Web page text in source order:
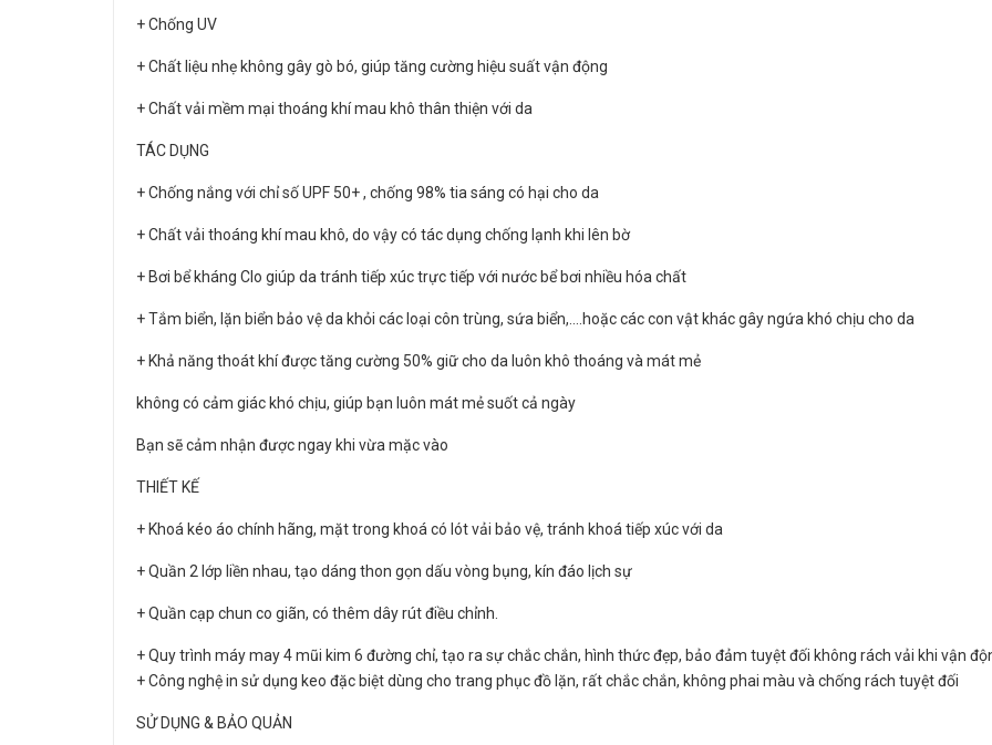
+ Chống UV
+ Chất liệu nhẹ không gây gò bó, giúp tăng cường hiệu suất vận động
+ Chất vải mềm mại thoáng khí mau khô thân thiện với da
TÁC DỤNG
+ Chống nắng với chỉ số UPF 50+ , chống 98% tia sáng có hại cho da
+ Chất vải thoáng khí mau khô, do vậy có tác dụng chống lạnh khi lên bờ
+ Bơi bể kháng Clo giúp da tránh tiếp xúc trực tiếp với nước bể bơi nhiều hóa chất
+ Tắm biển, lặn biển bảo vệ da khỏi các loại côn trùng, sứa biển,....hoặc các con vật khác gây ngứa khó chịu cho da
+ Khả năng thoát khí được tăng cường 50% giữ cho da luôn khô thoáng và mát mẻ
không có cảm giác khó chịu, giúp bạn luôn mát mẻ suốt cả ngày
Bạn sẽ cảm nhận được ngay khi vừa mặc vào
THIẾT KẾ
+ Khoá kéo áo chính hãng, mặt trong khoá có lót vải bảo vệ, tránh khoá tiếp xúc với da
+ Quần 2 lớp liền nhau, tạo dáng thon gọn dấu vòng bụng, kín đáo lịch sự
+ Quần cạp chun co giãn, có thêm dây rút điều chỉnh.
+ Quy trình máy may 4 mũi kim 6 đường chỉ, tạo ra sự chắc chắn, hình thức đẹp, bảo đảm tuyệt đối không rách vải khi vận
+ Công nghệ in sử dụng keo đặc biệt dùng cho trang phục đồ lặn, rất chắc chắn, không phai màu và chống rách tuyệt đối
SỬ DỤNG & BẢO QUẢN